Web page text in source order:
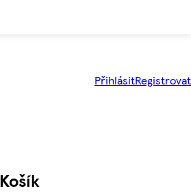
PřihlásitRegistrovat
Košík